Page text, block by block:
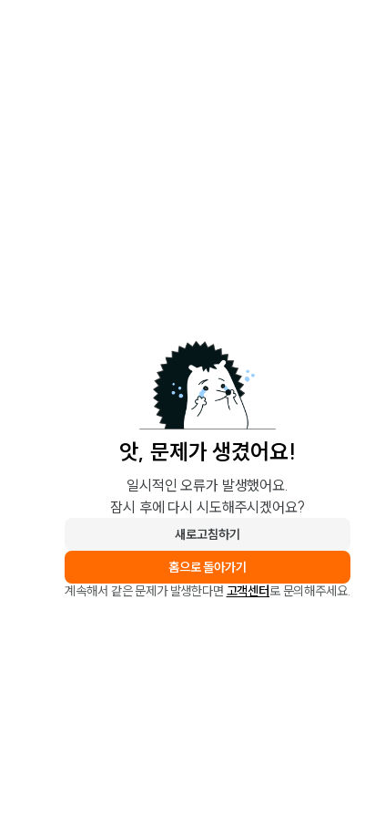
앗, 문제가 생겼어요!
일시적인 오류가 발생했어요.
잠시 후에 다시 시도해주시겠어요?
새로고침하기
홈으로 돌아가기
계속해서 같은 문제가 발생한다면 고객센터로 문의해주세요.